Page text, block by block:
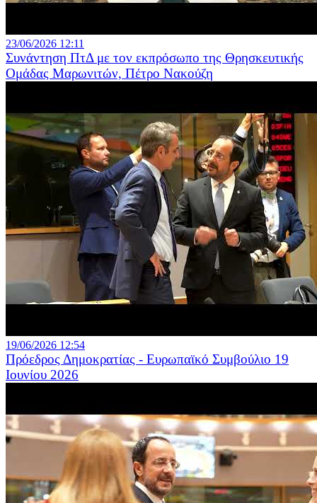
23/06/2026 12:11
Συνάντηση ΠτΔ με τον εκπρόσωπο της Θρησκευτικής
Ομάδας Μαρωνιτών, Πέτρο Νακούζη
19/06/2026 12:54
Πρόεδρος Δημοκρατίας - Ευρωπαϊκό Συμβούλιο 19
Ιουνίου 2026